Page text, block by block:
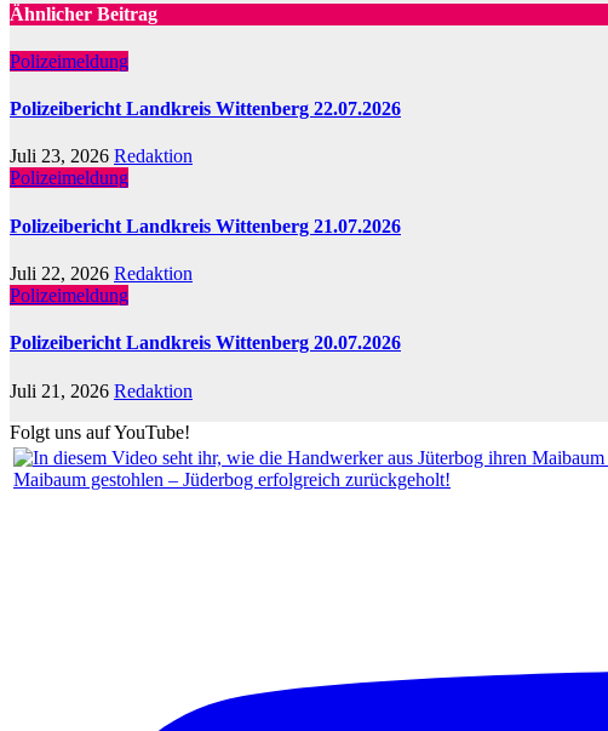
Ähnlicher Beitrag
Polizeimeldung
Polizeibericht Landkreis Wittenberg 22.07.2026
Juli 23, 2026 Redaktion
Polizeimeldung
Polizeibericht Landkreis Wittenberg 21.07.2026
Juli 22, 2026 Redaktion
Polizeimeldung
Polizeibericht Landkreis Wittenberg 20.07.2026
Juli 21, 2026 Redaktion
Folgt uns auf YouTube!
Maibaum gestohlen – Jüderbog erfolgreich zurückgeholt!